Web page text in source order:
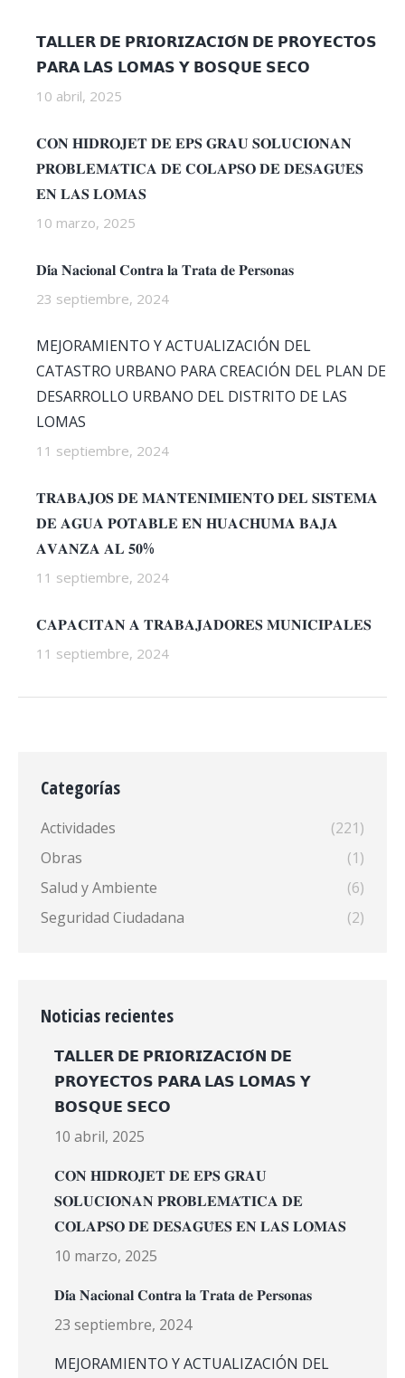
𝗧𝗔𝗟𝗟𝗘𝗥 𝗗𝗘 𝗣𝗥𝗜𝗢𝗥𝗜𝗭𝗔𝗖𝗜𝗢́𝗡 𝗗𝗘 𝗣𝗥𝗢𝗬𝗘𝗖𝗧𝗢𝗦
𝗣𝗔𝗥𝗔 𝗟𝗔𝗦 𝗟𝗢𝗠𝗔𝗦 𝗬 𝗕𝗢𝗦𝗤𝗨𝗘 𝗦𝗘𝗖𝗢
10 abril, 2025
𝐂𝐎𝐍 𝐇𝐈𝐃𝐑𝐎𝐉𝐄𝐓 𝐃𝐄 𝐄𝐏𝐒 𝐆𝐑𝐀𝐔 𝐒𝐎𝐋𝐔𝐂𝐈𝐎𝐍𝐀𝐍
𝐏𝐑𝐎𝐁𝐋𝐄𝐌𝐀́𝐓𝐈𝐂𝐀 𝐃𝐄 𝐂𝐎𝐋𝐀𝐏𝐒𝐎 𝐃𝐄 𝐃𝐄𝐒𝐀𝐆𝐔̈𝐄𝐒
𝐄𝐍 𝐋𝐀𝐒 𝐋𝐎𝐌𝐀𝐒
10 marzo, 2025
𝐃𝐢́𝐚 𝐍𝐚𝐜𝐢𝐨𝐧𝐚𝐥 𝐂𝐨𝐧𝐭𝐫𝐚 𝐥𝐚 𝐓𝐫𝐚𝐭𝐚 𝐝𝐞 𝐏𝐞𝐫𝐬𝐨𝐧𝐚𝐬
23 septiembre, 2024
MEJORAMIENTO Y ACTUALIZACIÓN DEL
CATASTRO URBANO PARA CREACIÓN DEL PLAN DE
DESARROLLO URBANO DEL DISTRITO DE LAS
LOMAS
11 septiembre, 2024
𝐓𝐑𝐀𝐁𝐀𝐉𝐎𝐒 𝐃𝐄 𝐌𝐀𝐍𝐓𝐄𝐍𝐈𝐌𝐈𝐄𝐍𝐓𝐎 𝐃𝐄𝐋 𝐒𝐈𝐒𝐓𝐄𝐌𝐀
𝐃𝐄 𝐀𝐆𝐔𝐀 𝐏𝐎𝐓𝐀𝐁𝐋𝐄 𝐄𝐍 𝐇𝐔𝐀𝐂𝐇𝐔𝐌𝐀 𝐁𝐀𝐉𝐀
𝐀𝐕𝐀𝐍𝐙𝐀 𝐀𝐋 𝟓𝟎%
11 septiembre, 2024
𝐂𝐀𝐏𝐀𝐂𝐈𝐓𝐀𝐍 𝐀 𝐓𝐑𝐀𝐁𝐀𝐉𝐀𝐃𝐎𝐑𝐄𝐒 𝐌𝐔𝐍𝐈𝐂𝐈𝐏𝐀𝐋𝐄𝐒
11 septiembre, 2024
Categorías
Actividades
(221)
Obras
(1)
Salud y Ambiente
(6)
Seguridad Ciudadana
(2)
Noticias recientes
𝗧𝗔𝗟𝗟𝗘𝗥 𝗗𝗘 𝗣𝗥𝗜𝗢𝗥𝗜𝗭𝗔𝗖𝗜𝗢́𝗡 𝗗𝗘
𝗣𝗥𝗢𝗬𝗘𝗖𝗧𝗢𝗦 𝗣𝗔𝗥𝗔 𝗟𝗔𝗦 𝗟𝗢𝗠𝗔𝗦 𝗬
𝗕𝗢𝗦𝗤𝗨𝗘 𝗦𝗘𝗖𝗢
10 abril, 2025
𝐂𝐎𝐍 𝐇𝐈𝐃𝐑𝐎𝐉𝐄𝐓 𝐃𝐄 𝐄𝐏𝐒 𝐆𝐑𝐀𝐔
𝐒𝐎𝐋𝐔𝐂𝐈𝐎𝐍𝐀𝐍 𝐏𝐑𝐎𝐁𝐋𝐄𝐌𝐀́𝐓𝐈𝐂𝐀 𝐃𝐄
𝐂𝐎𝐋𝐀𝐏𝐒𝐎 𝐃𝐄 𝐃𝐄𝐒𝐀𝐆𝐔̈𝐄𝐒 𝐄𝐍 𝐋𝐀𝐒 𝐋𝐎𝐌𝐀𝐒
10 marzo, 2025
𝐃𝐢́𝐚 𝐍𝐚𝐜𝐢𝐨𝐧𝐚𝐥 𝐂𝐨𝐧𝐭𝐫𝐚 𝐥𝐚 𝐓𝐫𝐚𝐭𝐚 𝐝𝐞 𝐏𝐞𝐫𝐬𝐨𝐧𝐚𝐬
23 septiembre, 2024
MEJORAMIENTO Y ACTUALIZACIÓN DEL